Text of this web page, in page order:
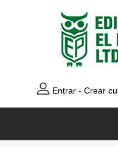
Entrar - Crear